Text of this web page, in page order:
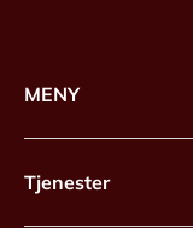
MENY
Tjenester